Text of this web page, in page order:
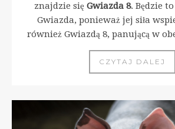
znajdzie się Gwiazda 8. Będzie
Gwiazda, ponieważ jej siła
również Gwiazdą 8, panującą w
CZYTAJ DALEJ